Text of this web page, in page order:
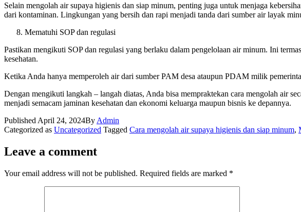
Selain mengolah air supaya higienis dan siap minum, penting juga untuk menjaga
dari kontaminan. Lingkungan yang bersih dan rapi menjadi tanda dari sumber air layak
Mematuhi SOP dan regulasi
Pastikan mengikuti SOP dan regulasi yang berlaku dalam pengelolaan air minum. Ini
kesehatan.
Ketika Anda hanya memperoleh air dari sumber PAM desa ataupun PDAM milik
Dengan mengikuti langkah – langah diatas, Anda bisa mempraktekan cara mengolah air
menjadi semacam jaminan kesehatan dan ekonomi keluarga maupun bisnis ke depannya.
Published April 24, 2024By Admin
Categorized as Uncategorized Tagged Cara mengolah air supaya higienis dan siap minum,
Leave a comment
Your email address will not be published. Required fields are marked *